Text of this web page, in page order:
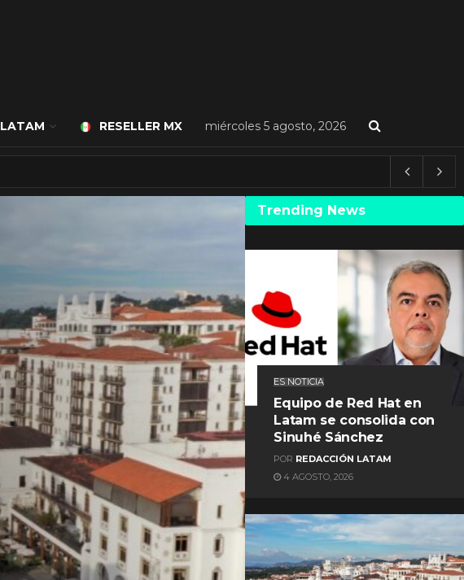
LATAM RESELLER MX miércoles 5 agosto, 2026
Trending News
ES NOTICIA
Equipo de Red Hat en
Latam se consolida con
Sinuhé Sánchez
POR REDACCIÓN LATAM
4 AGOSTO, 2026